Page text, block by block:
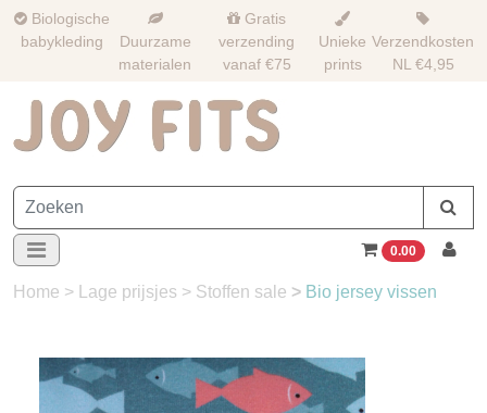
Biologische
babykleding
Duurzame
materialen
Gratis
verzending
vanaf €75
Unieke
prints
Verzendkosten
NL €4,95
0.00
Home > Lage prijsjes > Stoffen sale > Bio jersey vissen